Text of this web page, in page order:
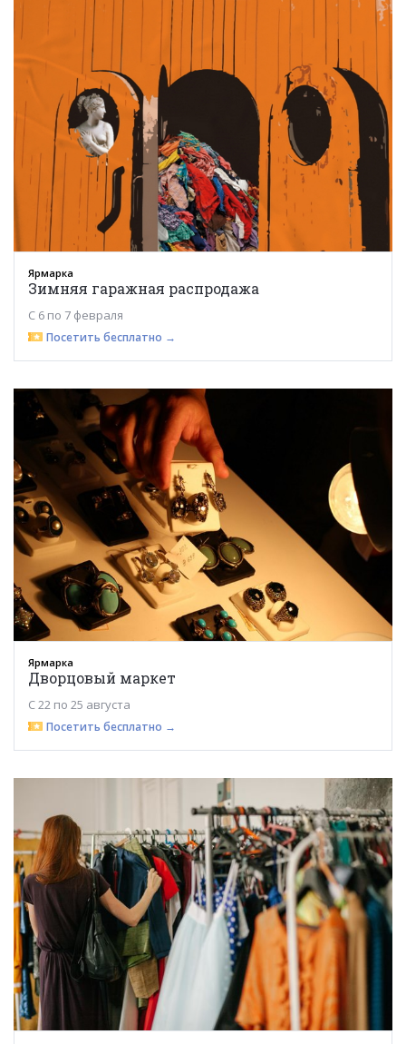
Ярмарка
Зимняя гаражная распродажа
С 6 по 7 февраля
Посетить бесплатно →
Ярмарка
Дворцовый маркет
С 22 по 25 августа
Посетить бесплатно →